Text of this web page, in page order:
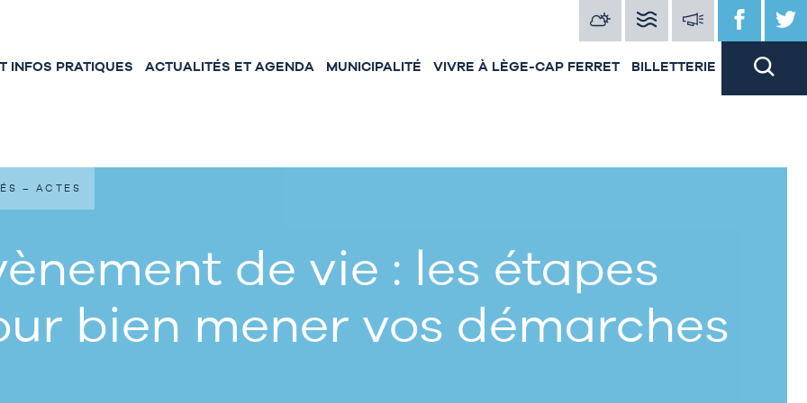
INFOS PRATIQUES ACTUALITÉS ET AGENDA MUNICIPALITÉ VIVRE À LÈGE-CAP FERRET BILLETTERIE
de vie : les étapes
bien mener vos démarches
– ACTES